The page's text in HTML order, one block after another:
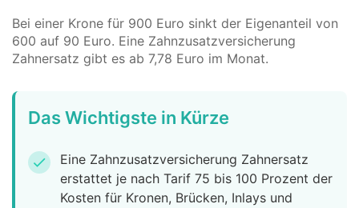
Bei einer Krone für 900 Euro sinkt der Eigenanteil von
600 auf 90 Euro. Eine Zahnzusatzversicherung
Zahnersatz gibt es ab 7,78 Euro im Monat.
Das Wichtigste in Kürze
check
Eine Zahnzusatzversicherung Zahnersatz
erstattet je nach Tarif 75 bis 100 Prozent der
Kosten für Kronen, Brücken, Inlays und